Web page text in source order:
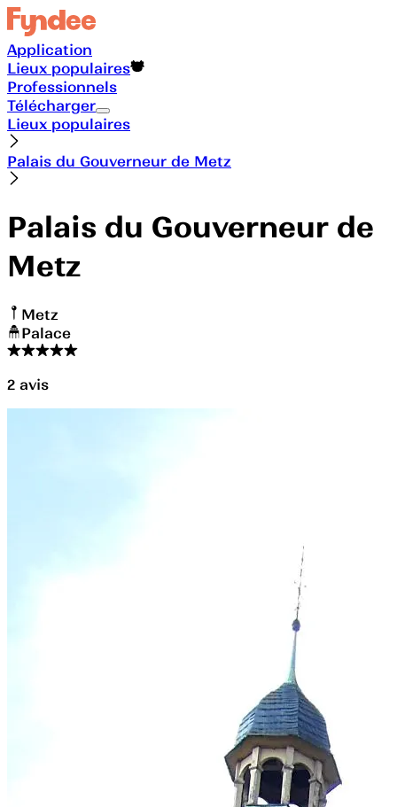
Application
Lieux populaires
Professionnels
Télécharger
Lieux populaires
Palais du Gouverneur de Metz
Palais du Gouverneur de
Metz
Metz
Palace
2 avis